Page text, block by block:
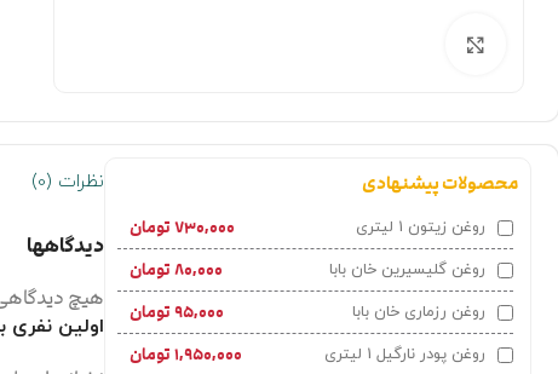
محصولات پیشنهادی
روغن زیتون 1 لیتری ۷۳۰,۰۰۰ تومان
روغن گلیسیرین خان بابا ۸۰,۰۰۰ تومان
روغن رزماری خان بابا ۹۵,۰۰۰ تومان
روغن پودر نارگیل 1 لیتری ۱,۹۵۰,۰۰۰ تومان
نظرات (0)
دیدگاهها
هیچ
اولین نفری